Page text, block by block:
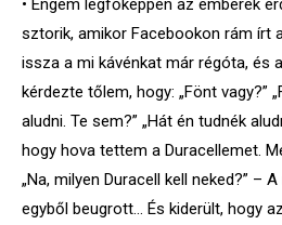
• Engem legfőképpen az emberek
sztorik, amikor Facebookon rám írt
issza a mi kávénkat már régóta, és
kérdezte tőlem, hogy: „Fönt vagy?”
aludni. Te sem?” „Hát én tudnék
hogy hova tettem a Duracellemet.
„Na, milyen Duracell kell neked?” –
egyből beugrott… És kiderült, hogy